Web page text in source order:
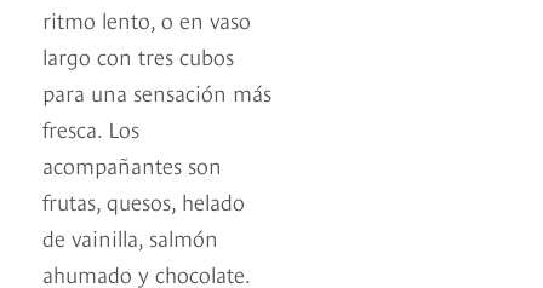
ritmo lento, o en vaso
largo con tres cubos
para una sensación más
fresca. Los
acompañantes son
frutas, quesos, helado
de vainilla, salmón
ahumado y chocolate.